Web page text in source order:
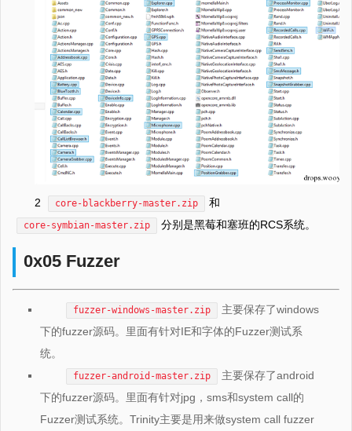
2 core-blackberry-master.zip 和
core-symbian-master.zip 分别是黑莓和塞班的RCS系统。
0x05 Fuzzer
fuzzer-windows-master.zip
主要保存了windows
下的fuzzer源码。里面有针对IE和字体的Fuzzer测试系
统。
fuzzer-android-master.zip
主要保存了android
下的fuzzer源码。里面有针对jpg，sms和system call的
Fuzzer测试系统。Trinity主要是用来做system call fuzzer